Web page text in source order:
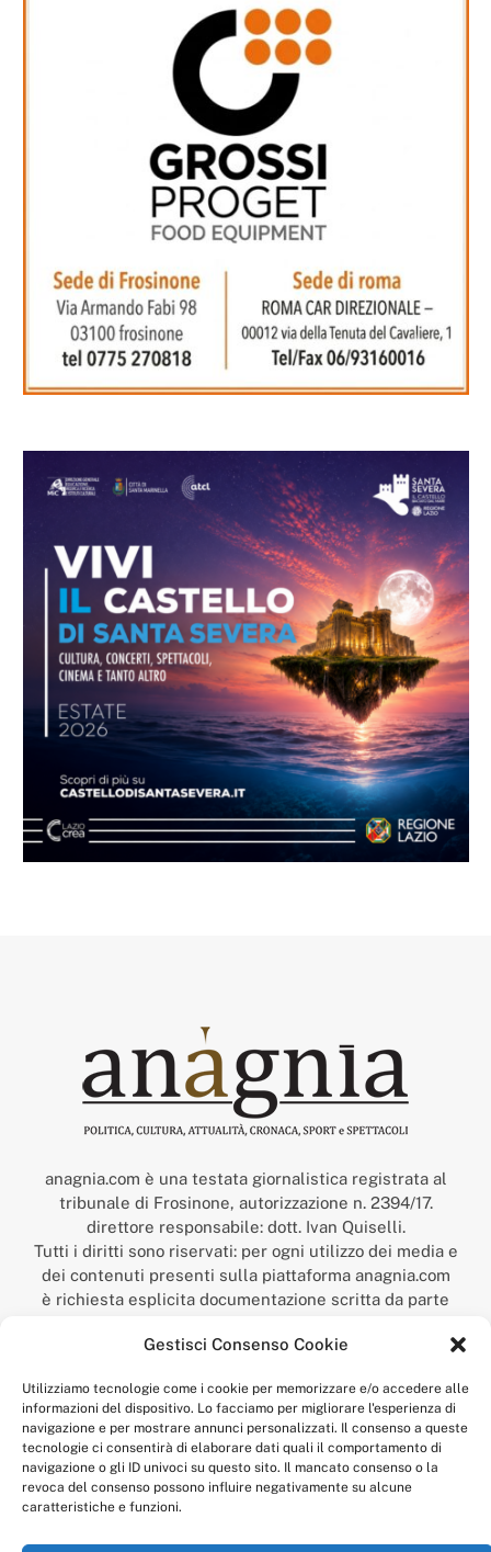
Gestisci Consenso Cookie
Utilizziamo tecnologie come i cookie per memorizzare e/o accedere alle
informazioni del dispositivo. Lo facciamo per migliorare l'esperienza di
navigazione e per mostrare annunci personalizzati. Il consenso a queste
tecnologie ci consentirà di elaborare dati quali il comportamento di
navigazione o gli ID univoci su questo sito. Il mancato consenso o la
revoca del consenso possono influire negativamente su alcune
caratteristiche e funzioni.
anagnia.com è una testata giornalistica registrata al
tribunale di Frosinone, autorizzazione n. 2394/17.
direttore responsabile: dott. Ivan Quiselli.
Tutti i diritti sono riservati: per ogni utilizzo dei media e
dei contenuti presenti sulla piattaforma anagnia.com
è richiesta esplicita documentazione scritta da parte
“Anagnia” è un marchio registrato presso l’Ufficio Italiano
Economico,
num. registrazione: 302017000014044 del 9 febbraio 2017.
Per contatti:redazione@anagnia.com